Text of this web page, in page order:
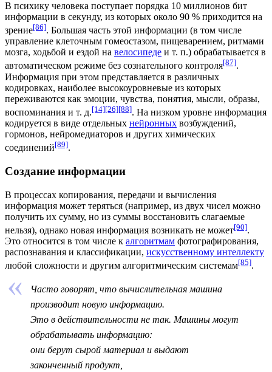
В психику человека поступает порядка 10 миллионов бит
информации в секунду, из которых около 90 % приходится на
зрение[86]. Большая часть этой информации (в том числе
управление клеточным гомеостазом, пищеварением, ритмами
мозга, ходьбой и ездой на велосипеде и т. п.) обрабатывается в
автоматическом режиме без сознательного контроля[87].
Информация при этом представляется в различных
кодировках, наиболее высокоуровневые из которых
переживаются как эмоции, чувства, понятия, мысли, образы,
воспоминания и т. д.[14][26][88]. На низком уровне информация
кодируется в виде отдельных нейронных возбуждений,
гормонов, нейромедиаторов и других химических
соединений[89].
Создание информации
В процессах копирования, передачи и вычисления
информация может теряться (например, из двух чисел можно
получить их сумму, но из суммы восстановить слагаемые
нельзя), однако новая информация возникать не может[90].
Это относится в том числе к алгоритмам фотографирования,
распознавания и классификации, искусственному интеллекту
любой сложности и другим алгоритмическим системам[85].
Часто говорят, что вычислительная машина
производит новую информацию.
Это в действительности не так. Машины могут
обрабатывать информацию:
они берут сырой материал и выдают
законченный продукт,